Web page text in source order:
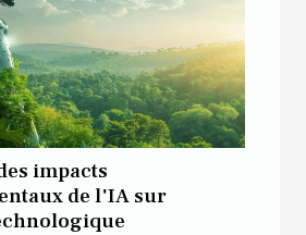
impacts
de l'IA sur